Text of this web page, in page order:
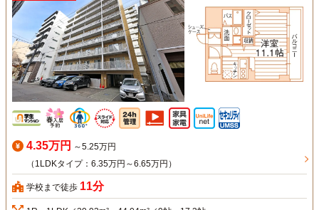
4.35万円 ～5.25万円
（1LDKタイプ：6.35万円～6.65万円）
学校まで徒歩 11分